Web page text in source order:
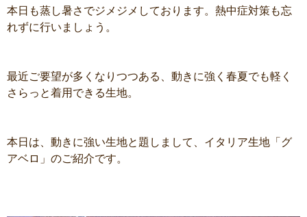
本日も蒸し暑さでジメジメしております。熱中症対策も忘
れずに行いましょう。
最近ご要望が多くなりつつある、動きに強く春夏でも軽く
さらっと着用できる生地。
本日は、動きに強い生地と題しまして、イタリア生地「グ
アベロ」のご紹介です。